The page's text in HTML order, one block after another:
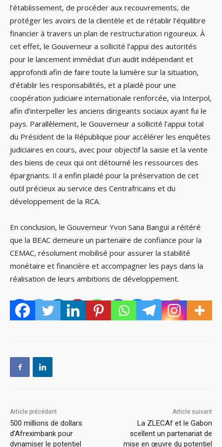
l’établissement, de procéder aux recouvrements, de
protéger les avoirs de la clientèle et de rétablir l’équilibre
financier à travers un plan de restructuration rigoureux. À
cet effet, le Gouverneur a sollicité l’appui des autorités
pour le lancement immédiat d’un audit indépendant et
approfondi afin de faire toute la lumière sur la situation,
d’établir les responsabilités, et a plaidé pour une
coopération judiciaire internationale renforcée, via Interpol,
afin d’interpeller les anciens dirigeants sociaux ayant fui le
pays. Parallèlement, le Gouverneur a sollicité l’appui total
du Président de la République pour accélérer les enquêtes
judiciaires en cours, avec pour objectif la saisie et la vente
des biens de ceux qui ont détourné les ressources des
épargnants. Il a enfin plaidé pour la préservation de cet
outil précieux au service des Centrafricains et du
développement de la RCA.
En conclusion, le Gouverneur Yvon Sana Bangui a réitéré
que la BEAC demeure un partenaire de confiance pour la
CEMAC, résolument mobilisé pour assurer la stabilité
monétaire et financière et accompagner les pays dans la
réalisation de leurs ambitions de développement.
Article précédent
500 millions de dollars
d’Afreximbank pour
dynamiser le potentiel
Article suivant
La ZLECAf et le Gabon
scellent un partenariat de
mise en œuvre du potentiel